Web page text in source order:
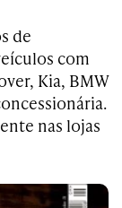
de
com
Kia, BMW
nas lojas